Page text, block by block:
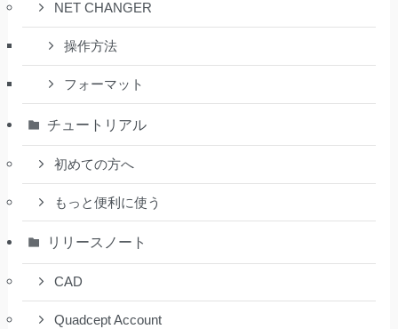
NET CHANGER
操作方法
フォーマット
チュートリアル
初めての方へ
もっと便利に使う
リリースノート
CAD
Quadcept Account